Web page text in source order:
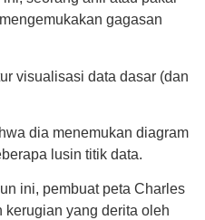
gagasan
visualisasi data dasar (dan
dia menemukan diagram
lusin titik data.
ini, pembuat peta Charles
kerugian yang derita oleh